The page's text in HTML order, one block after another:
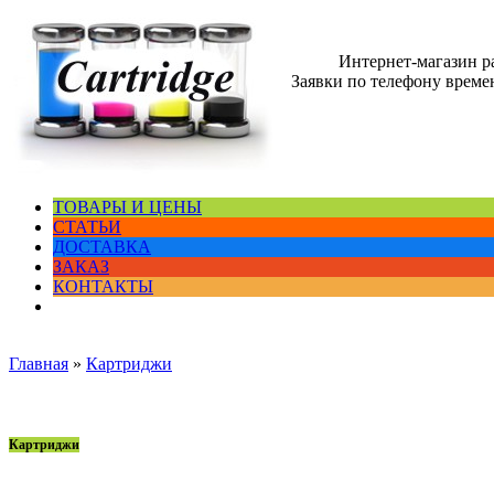
Интернет-магазин
Заявки по телефону
ТОВАРЫ И ЦЕНЫ
СТАТЬИ
ДОСТАВКА
ЗАКАЗ
КОНТАКТЫ
Главная » Картриджи
Картриджи